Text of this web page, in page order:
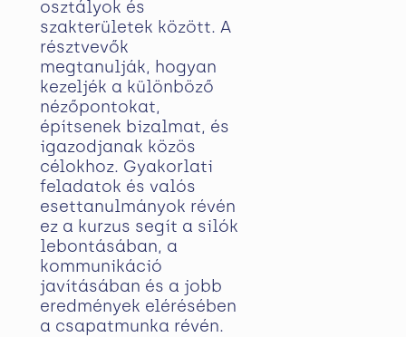
osztályok és
szakterületek között. A
résztvevők
megtanulják, hogyan
kezeljék a különböző
nézőpontokat,
építsenek bizalmat, és
igazodjanak közös
célokhoz. Gyakorlati
feladatok és valós
esettanulmányok révén
ez a kurzus segít a silók
lebontásában, a
kommunikáció
javításában és a jobb
eredmények elérésében
a csapatmunka révén.